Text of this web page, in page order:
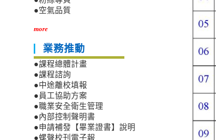
●空氣品質
more
業務推動
●課程總體計畫
●課程諮詢
●中途離校填報
●員工協助方案
●職業安全衛生管理
●內部控制聲明書
●申請補發【畢業證書】說明
●螺聲校刊電子報